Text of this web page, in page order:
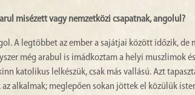
misézett vagy nemzetközi csapatnak, angolul?
A legtöbbet az ember a sajátjai között időzik,
még arabul is imádkoztam a helyi muszlimok
katolikus lelkészük, csak más vallású. Azt
alkalmak; meglepően sokan jöttek el közülük